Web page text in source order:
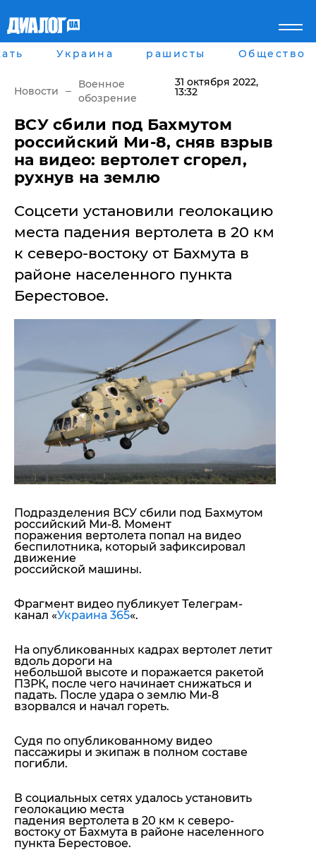
Главная
рассея
Беларусь
Военное обозрение
Наука и Техника
Экономика
Мнение
Пресса
Здоровье
Украина
Спорт
Культура
Города
Луганск
Харьков
Днепр
Львов
Одесса
Война на Донбассе и в
Новости Крыма
Донбасс
Армия Украины
Помощь проекту
Стиль Диалога
Культура
Общество
Пресс-релизы
Пресс-релизы
Авторское
Блоги
ИноСМИ
Украина рашисты Общество
Новости
Военное
обозрение
31 октября 2022,
13:32
ВСУ сбили под Бахмутом
российский Ми-8, сняв взрыв
на видео: вертолет сгорел,
рухнув на землю
Соцсети установили геолокацию
места падения вертолета в 20 км
к северо-востоку от Бахмута в
районе населенного пункта
Берестовое.
Подразделения ВСУ сбили под Бахмутом
российский Ми-8. Момент
поражения вертолета попал на видео
беспилотника, который зафиксировал
движение
российской машины.
Фрагмент видео публикует Телеграм-
канал «Украина 365«.
На опубликованных кадрах вертолет летит
вдоль дороги на
небольшой высоте и поражается ракетой
ПЗРК, после чего начинает снижаться и
падать. После удара о землю Ми-8
взорвался и начал гореть.
Судя по опубликованному видео
пассажиры и экипаж в полном составе
погибли.
В социальных сетях удалось установить
геолокацию места
падения вертолета в 20 км к северо-
востоку от Бахмута в районе населенного
пункта Берестовое.